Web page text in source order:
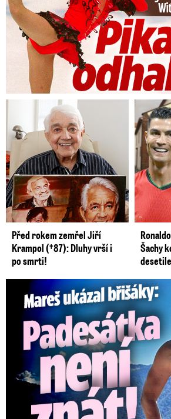
Před rokem zemřel Jiří
Krampol (†87): Dluhy vrší i
po smrti!
Šachy
Mareš v dokonalé formě ukázal břišáky: